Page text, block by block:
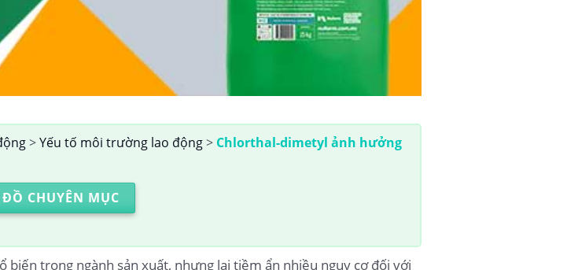
>Yếu tố môi trường lao động> Chlorthal-dimetyl ảnh hưởng
ĐỒ CHUYÊN MỤC
trong ngành sản xuất, nhưng lại tiềm ẩn nhiều nguy cơ đối với